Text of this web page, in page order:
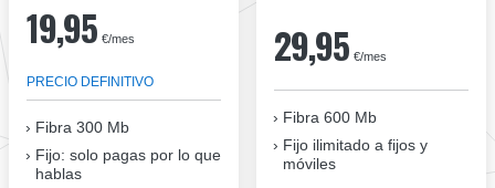
19,95 €/mes
PRECIO DEFINITIVO
Fibra 300 Mb
Fijo: solo pagas por lo que
hablas
29,95 €/mes
Fibra 600 Mb
Fijo ilimitado a fijos y
móviles